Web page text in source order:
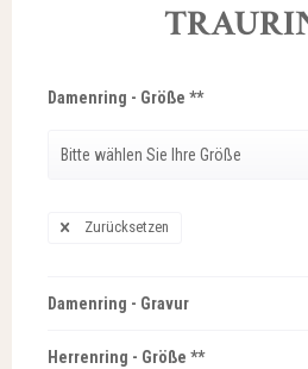
Damenring - Größe **
Zurücksetzen
Damenring - Gravur
Herrenring - Größe **